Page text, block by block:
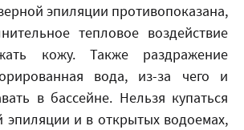
эпиляции противопоказана,
тепловое воздействие
кожу. Также раздражение
вода, из-за чего и
в бассейне. Нельзя купаться
эпиляции и в открытых водоемах,